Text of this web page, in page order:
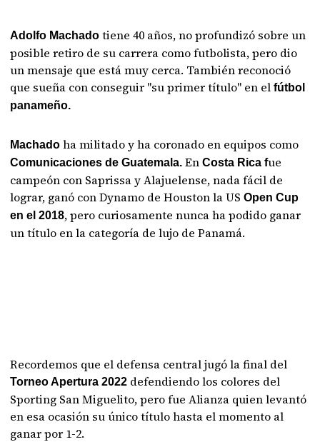
Adolfo Machadotiene 40 años, no profundizó sobre un
posible retiro de su carrera como futbolista, pero dio
un mensaje que está muy cerca. También reconoció
que sueña con conseguir "su primer título" en elfútbol
panameño.
Machado ha militado y ha coronado en equipos como
Comunicaciones de Guatemala.EnCosta Rica fue
campeón con Saprissa y Alajuelense, nada fácil de
lograr, ganó con Dynamo de Houston la USOpen Cup
en el 2018, pero curiosamente nunca ha podido ganar
un título en la categoría de lujo de Panamá.
Recordemos que el defensa central jugó la final del
Torneo Apertura 2022 defendiendo los colores del
Sporting San Miguelito, pero fue Alianza quien levantó
en esa ocasión su único título hasta el momento al
ganar por 1-2.